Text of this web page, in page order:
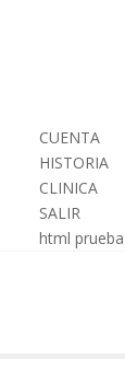
CUENTA
HISTORIA
CLINICA
SALIR
html prueba